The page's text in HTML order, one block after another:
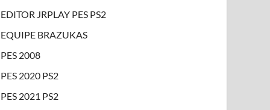
EDITOR JRPLAY PES PS2
EQUIPE BRAZUKAS
PES 2008
PES 2020 PS2
PES 2021 PS2